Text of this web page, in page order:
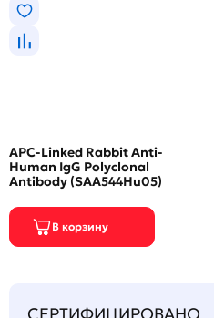
APC-Linked Rabbit Anti-
Human IgG Polyclonal
Antibody (SAA544Hu05)